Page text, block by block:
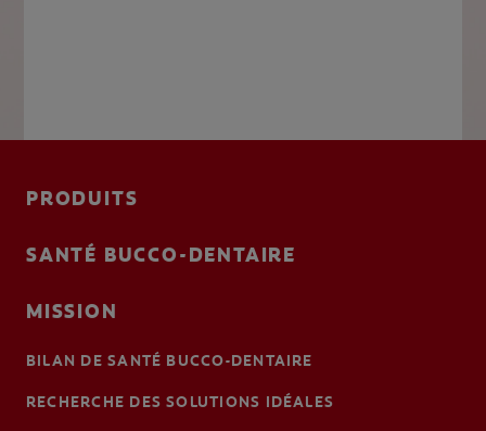
PRODUITS
SANTÉ BUCCO-DENTAIRE
MISSION
BILAN DE SANTÉ BUCCO-DENTAIRE
RECHERCHE DES SOLUTIONS IDÉALES